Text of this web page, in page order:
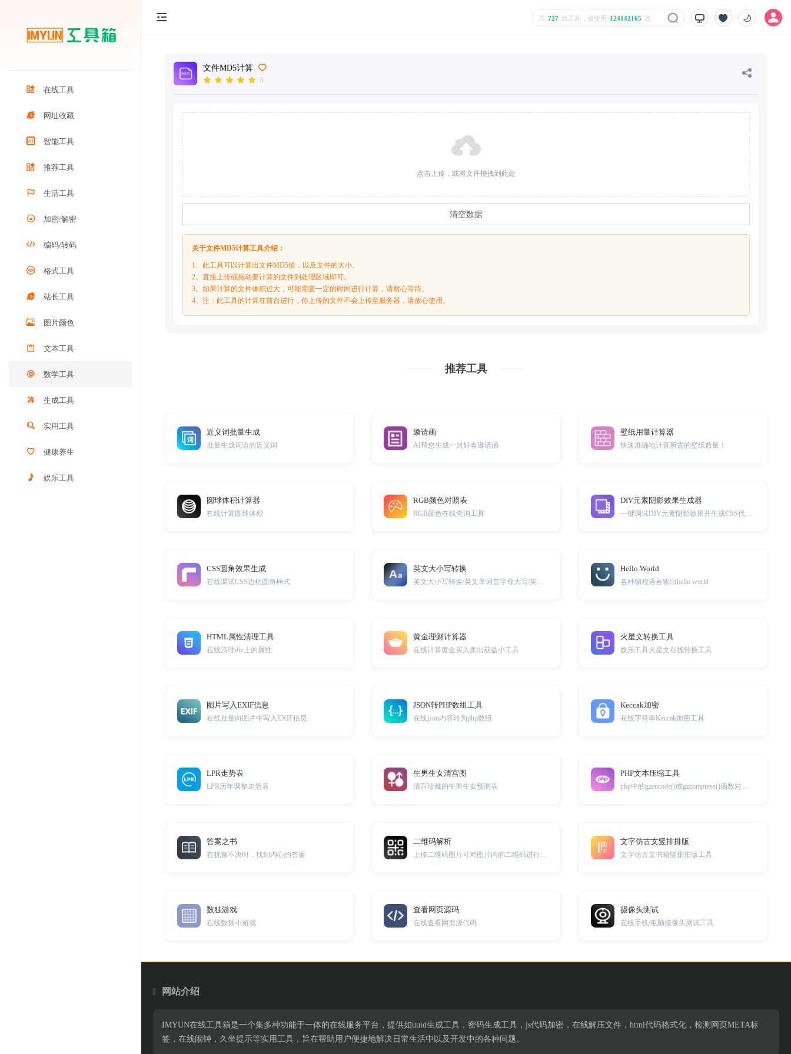
在线工具
网址收藏
智能工具
推荐工具
生活工具
加密/解密
编码/转码
格式工具
站长工具
图片颜色
文本工具
数学工具
生成工具
实用工具
健康养生
娱乐工具
共 727 款工具，被使用 124142165 次
文件MD5计算
5
点击上传，或将文件拖拽到此处
清空数据
关于文件MD5计算工具介绍：
1、此工具可以计算出文件MD5值，以及文件的大小。
2、直接上传或拖动要计算的文件到处理区域即可。
3、如果计算的文件体积过大，可能需要一定的时间进行计算，请耐心等待。
4、注：此工具的计算在前台进行，你上传的文件不会上传至服务器，请放心使用。
推荐工具
近义词批量生成
批量生成词语的近义词
邀请函
AI帮您生成一封好看邀请函
壁纸用量计算器
快速准确地计算所需的壁纸数量！
圆球体积计算器
在线计算圆球体积
RGB颜色对照表
RGB颜色在线查询工具
DIV元素阴影效果生成器
CSS圆角效果生成
在线调试CSS边框圆角样式
英文大小写转换 Hello World
各种编程语言输出hello world
HTML属性清理工具
在线清理div上的属性
黄金理财计算器
在线计算黄金买入卖出获益小工具
火星文转换工具
娱乐工具火星文在线转换工具
图片写入EXIF信息
在线批量向图片中写入EXIF信息
JSON转PHP数组工具
在线json内容转为php数组
Keccak加密
在线字符串Keccak加密工具
LPR走势表
LPR历年调整走势表
生男生女清宫图
清宫珍藏的生男生女预测表
PHP文本压缩工具
php中的gzencode()或gzcompress()函数对文本进行压缩
答案之书
在犹豫不决时，找到内心的答案
二维码解析 文字仿古文竖排排版
文字仿古文书籍竖排排版工具
数独游戏
在线数独小游戏
查看网页源码
在线查看网页源代码
摄像头测试
在线手机/电脑摄像头测试工具
网站介绍
IMYUN在线工具箱是一个集多种功能于一体的在线服务平台，提供如uuid生成工具，密码生成工具，js代码加密，在线解压文件，html代码格式化，检测网页META标
签，在线闹钟，久坐提示等实用工具，旨在帮助用户便捷地解决日常生活中以及开发中的各种问题。